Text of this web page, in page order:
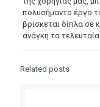
πολυσήμαντο έργο
βρίσκεται δίπλα σε
ανάγκη τα
Related posts